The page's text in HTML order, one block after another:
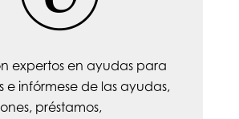
expertos en ayudas para
e infórmese de las ayudas,
préstamos,